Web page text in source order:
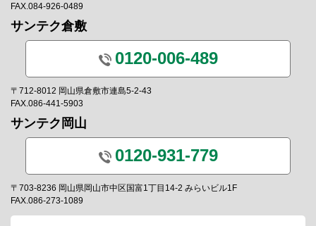
FAX.084-926-0489
サンテク倉敷
0120-006-489
〒712-8012 岡山県倉敷市連島5-2-43
FAX.086-441-5903
サンテク岡山
0120-931-779
〒703-8236 岡山県岡山市中区国富1丁目14-2 みらいビル1F
FAX.086-273-1089